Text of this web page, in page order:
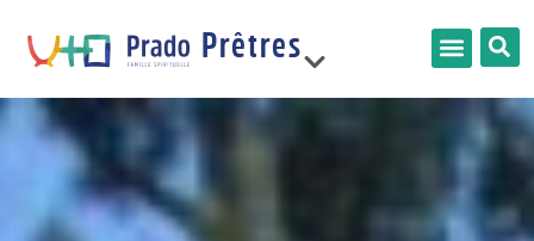
Prêtres
France
Limonest